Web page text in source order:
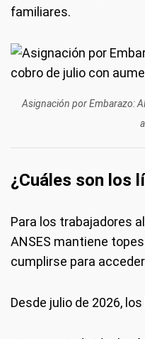
familiares.
Asignación por Embarazo:
¿Cuáles son los
Para los trabajadores
ANSES mantiene
cumplirse para
Desde julio de 2026,